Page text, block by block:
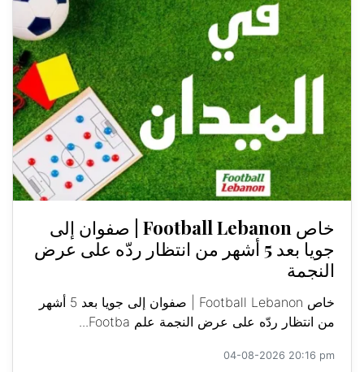
خاص Football Lebanon | صفوان إلى
جويا بعد 5 أشهر من انتظار ردّه على عرض
النجمة
خاص Football Lebanon | صفوان إلى جويا بعد 5 أشهر
من انتظار ردّه على عرض النجمة علم Footba...
04-08-2026 20:16 pm